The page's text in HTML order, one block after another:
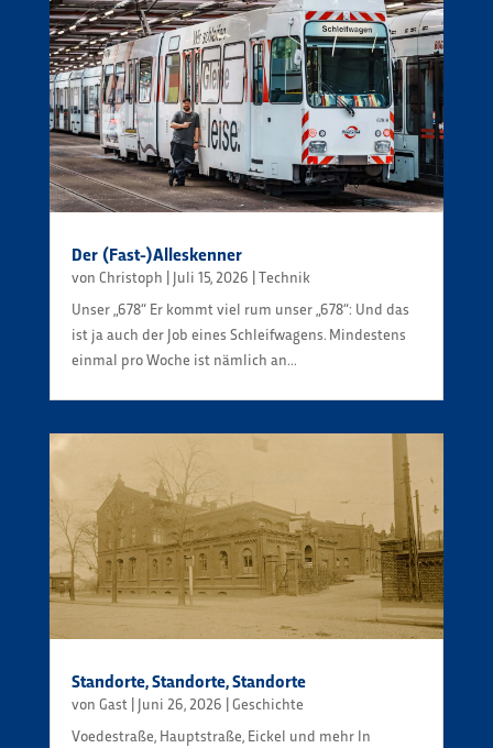
Der (Fast-)Alleskenner
von Christoph | Juli 15, 2026 |Technik
Unser „678“ Er kommt viel rum unser „678“: Und das
ist ja auch der Job eines Schleifwagens. Mindestens
einmal pro Woche ist nämlich an...
Standorte, Standorte, Standorte
von Gast| Juni 26, 2026 |Geschichte
Voedestraße, Hauptstraße, Eickel und mehr In